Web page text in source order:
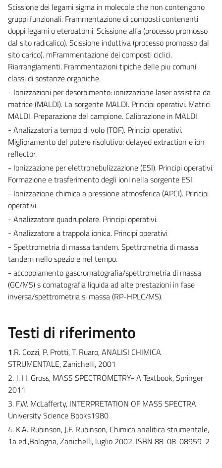
Scissione dei legami sigma in molecole che non contengono
gruppi funzionali. Frammentazione di composti contenenti
doppi legami o eteroatomi. Scissione alfa (processo promosso
dal sito radicalico). Scissione induttiva (processo promosso dal
sito carico). mFrammentazione dei composti ciclici.
Riarrangiamenti. Frammentazioni tipiche delle piu comuni
classi di sostanze organiche.
- Ionizzazioni per desorbimento: ionizzazione laser assistita da
matrice (MALDI). La sorgente MALDI. Principi operativi. Matrici
MALDI. Preparazione del campione. Calibrazione in MALDI.
- Analizzatori a tempo di volo (TOF). Principi operativi.
Miglioramento del potere risolutivo: delayed extraction e ion
reflector.
- Ionizzazione per elettronebulizzazione (ESI). Principi operativi.
Formazione e trasferimento degli ioni nella sorgente ESI.
- Ionizzazione chimica a pressione atmosferica (APCI). Principi
operativi.
- Analizzatore quadrupolare. Principi operativi.
- Analizzatore a trappola ionica. Principi operativi
- Spettrometria di massa tandem. Spettrometria di massa
tandem nello spezio e nel tempo.
- accoppiamento gascromatografia/spettrometria di massa
(GC/MS) s comatografia liquida ad alte prestazioni in fase
inversa/spettrometria si massa (RP-HPLC/MS).
Testi di riferimento
1.R. Cozzi, P. Protti, T. Ruaro, ANALISI CHIMICA
STRUMENTALE, Zanichelli, 2001
2. J. H. Gross, MASS SPECTROMETRY- A Textbook, Springer
2011
3. F.W. McLafferty, INTERPRETATION OF MASS SPECTRA
University Science Books1980
4. K.A. Rubinson, J.F. Rubinson, Chimica analitica strumentale,
1a ed.,Bologna, Zanichelli, luglio 2002. ISBN 88-08-08959-2